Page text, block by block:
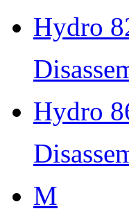
Hydro
Hydro
M